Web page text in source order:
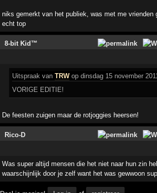
niks gemerkt van het publiek, was met me vrienden
echt top
8-bit Kid™
Uitspraak vanTRWop dinsdag 15 november
VORIGE EDITIE!
De feesten zuigen maar de rotjoggies heersen!
Rico-D
Was super altijd mensen die het niet naar hun zin
waarschijnlijk door je zelf want het was gewwoon